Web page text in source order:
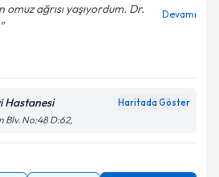
ağrısı yaşıyordum. Dr.
Devamı
Hastanesi Haritada Göster
Blv. No:48 D:62,